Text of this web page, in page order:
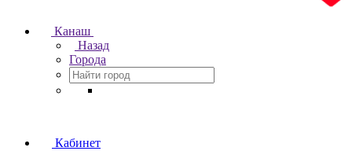
Канаш
Назад
Города
Кабинет